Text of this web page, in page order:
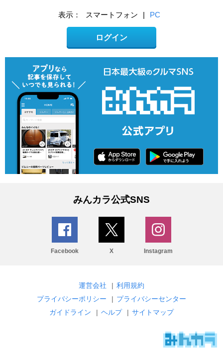
表示： スマートフォン | PC
ログイン
みんカラ公式SNS
Facebook X Instagram
運営会社 | 利用規約
プライバシーポリシー
| プライバシーセンター
ガイドライン
| ヘルプ | サイトマップ